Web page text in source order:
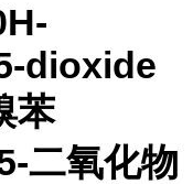
dioxide
苯
二氧化物